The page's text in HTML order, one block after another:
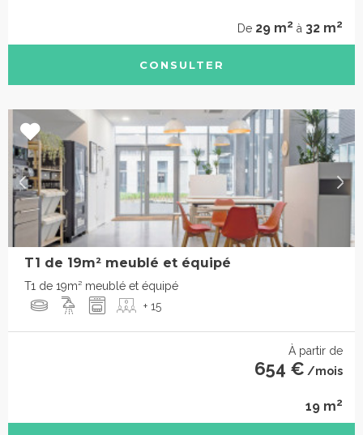
De 29 m2 à 32 m2
CONSULTER
T1 de 19m² meublé et équipé
T1 de 19m² meublé et équipé
+ 15
À partir de
654 € /mois
19 m2